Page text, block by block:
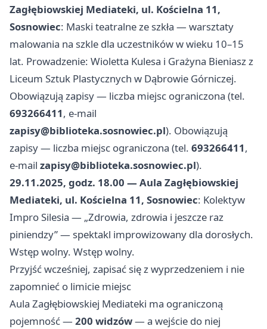
Zagłębiowskiej Mediateki, ul. Kościelna 11,
Sosnowiec: Maski teatralne ze szkła — warsztaty
malowania na szkle dla uczestników w wieku 10–15
lat. Prowadzenie: Wioletta Kulesa i Grażyna Bieniasz z
Liceum Sztuk Plastycznych w Dąbrowie Górniczej.
Obowiązują zapisy — liczba miejsc ograniczona (tel.
693266411, e-mail
zapisy@biblioteka.sosnowiec.pl). Obowiązują
zapisy — liczba miejsc ograniczona (tel. 693266411,
e-mail zapisy@biblioteka.sosnowiec.pl).
29.11.2025, godz. 18.00 — Aula Zagłębiowskiej
Mediateki, ul. Kościelna 11, Sosnowiec: Kolektyw
Impro Silesia — „Zdrowia, zdrowia i jeszcze raz
piniendzy” — spektakl improwizowany dla dorosłych.
Wstęp wolny. Wstęp wolny.
Przyjść wcześniej, zapisać się z wyprzedzeniem i nie
zapomnieć o limicie miejsc
Aula Zagłębiowskiej Mediateki ma ograniczoną
pojemność — 200 widzów— a wejście do niej